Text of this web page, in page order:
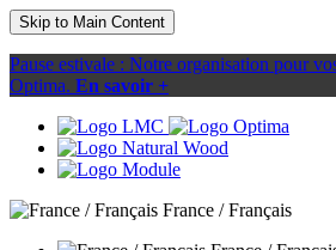
Skip to Main Content
Pause estivale : Notre organisation pour
Optima. En savoir +
France / Français